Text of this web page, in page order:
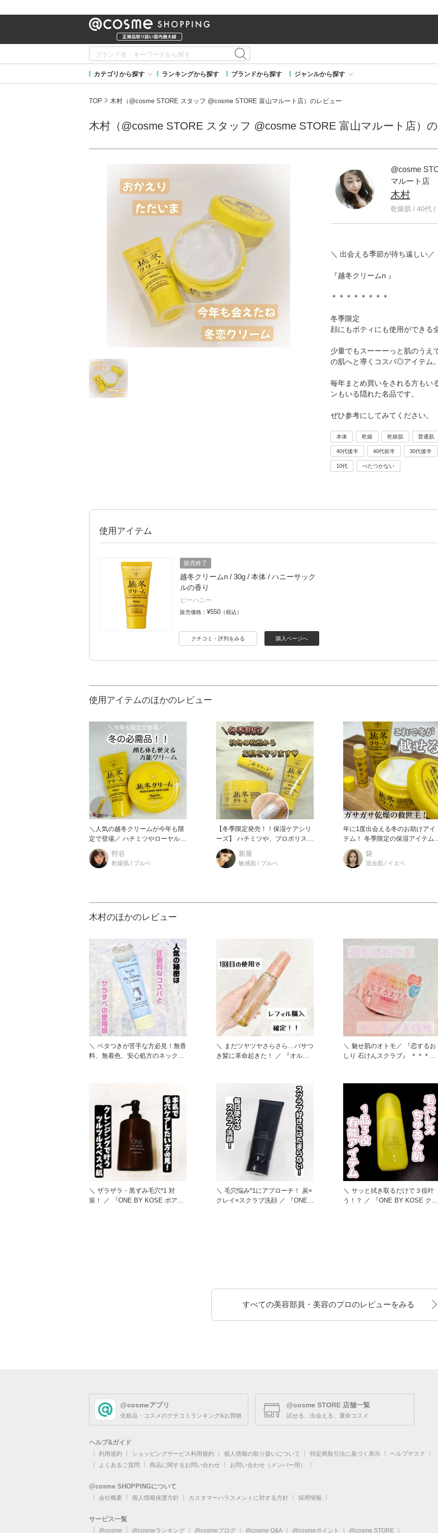
カテゴリから探す ランキングから探す ブランドから探す ジャンルから探す
TOP 木村（@cosme STORE スタッフ @cosme STORE 富山マルート店）のレビュー
木村（@cosme STORE スタッフ @cosme STORE 富山マルート店）
@cosme
マルート店
木村
乾燥肌 / 40代 /
＼ 出会える季節が待ち遠しい／
『越冬クリームn 』
＊＊＊＊＊＊＊＊
冬季限定
顔にもボティにも使用ができる
少量でもスーーーっと肌のうえ
の肌へと導くコスパ◎アイテム
毎年まとめ買いをされる方もい
ンもいる隠れた名品です。
ぜひ参考にしてみてください。
本体 乾燥 乾燥肌 普通肌
40代後半 40代前半 30代後半
10代 べたつかない
使用アイテム
販売終了
越冬クリームn / 30g / 本体 / ハニーサック
ルの香り
ビーハニー
販売価格： ¥550 （税込）
購入ページへ
クチコミ・評判をみる
使用アイテムのほかのレビュー
＼人気の越冬クリームが今年も限
定で登場／ ハチミツやローヤルゼ
リープロテイン・プロポリス
狩谷
乾燥肌 / ブルベ
【冬季限定発売！！保湿ケアシリ
ーズ】 ハチミツや、プロポリスエ
キス、ミツロウ、ローヤ
新屋
敏感肌 / ブルベ
年に1度出会える冬のお助けアイ
テム！ 冬季限定の保湿アイテム
袋
混合肌 / イエベ
木村のほかのレビュー
＼ ベタつきが苦手な方必見！無香
料、無着色、安心処方のネック＆
＼ まだツヤツヤさらさら…パサつ
き髪に革命起きた！ ／ 『オルビ
＼ 魅せ肌のオトモ／ 『恋するお
しり 石けんスクラブ』 ＊＊＊＊
＼ ザラザラ・黒ずみ毛穴*1 対
策！ ／ 『ONE BY KOSE ポアク
＼ 毛穴悩み*1にアプローチ！ 炭×
クレイ×スクラブ洗顔 ／ 『ONE
＼ サッと拭き取るだけで３役叶
う！？ ／ 『ONE BY KOSE クリ
すべての美容部員・美容のプロのレビューをみる
@cosmeアプリ
化粧品・コスメのクチコミランキング&お買物
@cosme STORE 店舗一覧
試せる、出会える、運命コスメ
ヘルプ&ガイド
利用規約 ショッピングサービス利用規約 個人情報の取り扱いについて 特定商取引法に基づく表示
ヘルプデスク
よくあるご質問
商品に関するお問い合わせ お問い合わせ（メンバー用）
@cosme SHOPPINGについて
会社概要 個人情報保護方針 カスタマーハラスメントに対する方針 採用情報
サービス一覧
@cosme @cosmeランキング @cosmeブログ @cosme Q&A @cosmeポイント @cosme STORE